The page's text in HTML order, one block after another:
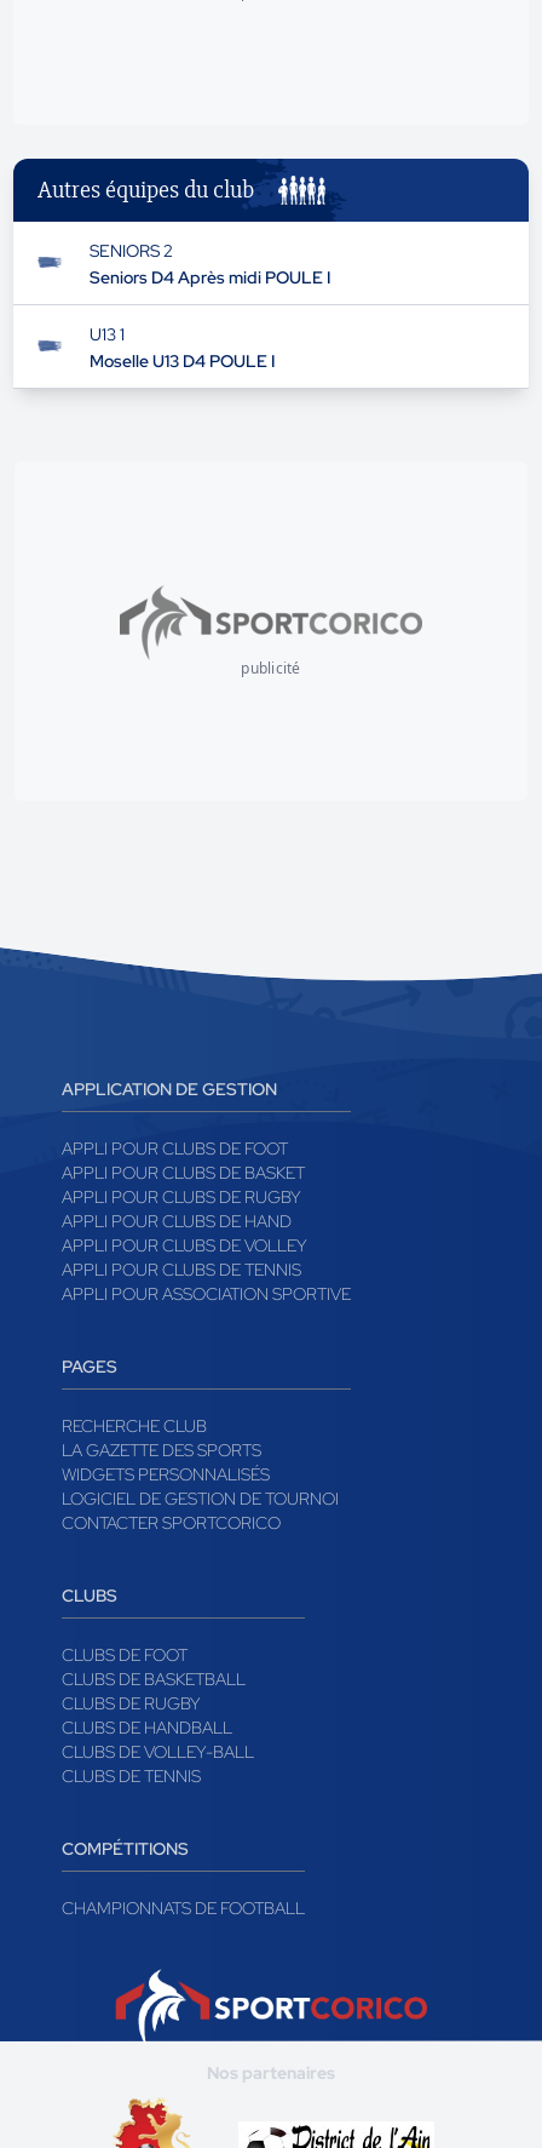
Autres équipes du club
SENIORS 2
Seniors D4 Après midi POULE I
U13 1
Moselle U13 D4 POULE I
publicité
APPLICATION DE GESTION
APPLI POUR CLUBS DE FOOT
APPLI POUR CLUBS DE BASKET
APPLI POUR CLUBS DE RUGBY
APPLI POUR CLUBS DE HAND
APPLI POUR CLUBS DE VOLLEY
APPLI POUR CLUBS DE TENNIS
APPLI POUR ASSOCIATION SPORTIVE
PAGES
RECHERCHE CLUB
LA GAZETTE DES SPORTS
WIDGETS PERSONNALISÉS
LOGICIEL DE GESTION DE TOURNOI
CONTACTER SPORTCORICO
CLUBS
CLUBS DE FOOT
CLUBS DE BASKETBALL
CLUBS DE RUGBY
CLUBS DE HANDBALL
CLUBS DE VOLLEY-BALL
CLUBS DE TENNIS
COMPÉTITIONS
CHAMPIONNATS DE FOOTBALL
Nos partenaires